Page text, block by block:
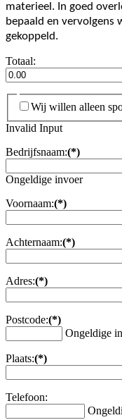
materieel. In goed
bepaald en vervolgens
gekoppeld.
Totaal:
Wij willen alleen
Invalid Input
Bedrijfsnaam:(*)
Ongeldige invoer
Voornaam:(*)
Achternaam:(*)
Adres:(*)
Postcode:(*)
Ongeldige
Plaats:(*)
Telefoon: